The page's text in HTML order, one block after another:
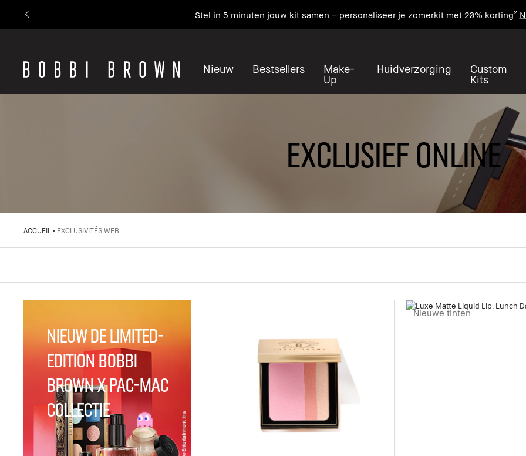
Stel in 5 minuten jouw kit samen – personaliseer je zomerkit met 20% korting²
Nieuw Bestsellers
Make-
Up
Huidverzorging
Custom
Kits
EXCLUSIEF ONLINE
ACCUEIL EXCLUSIVITÉS WEB
NIEUW de Limited-
Edition Bobbi
Brown x PAC-MAC
Collectie
Nieuwe tinten